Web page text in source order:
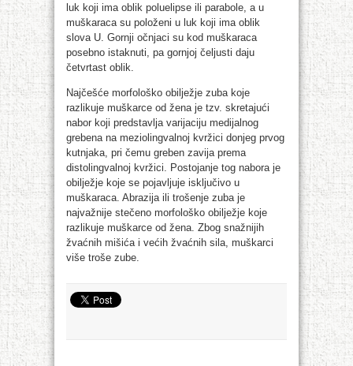
luk koji ima oblik poluelipse ili parabole, a u
muškaraca su položeni u luk koji ima oblik
slova U. Gornji očnjaci su kod muškaraca
posebno istaknuti, pa gornjoj čeljusti daju
četvrtast oblik.
Najčešće morfološko obilježje zuba koje
razlikuje muškarce od žena je tzv. skretajući
nabor koji predstavlja varijaciju medijalnog
grebena na meziolingvalnoj kvržici donjeg prvog
kutnjaka, pri čemu greben zavija prema
distolingvalnoj kvržici. Postojanje tog nabora je
obilježje koje se pojavljuje isključivo u
muškaraca. Abrazija ili trošenje zuba je
najvažnije stečeno morfološko obilježje koje
razlikuje muškarce od žena. Zbog snažnijih
žvaćnih mišića i većih žvaćnih sila, muškarci
više troše zube.